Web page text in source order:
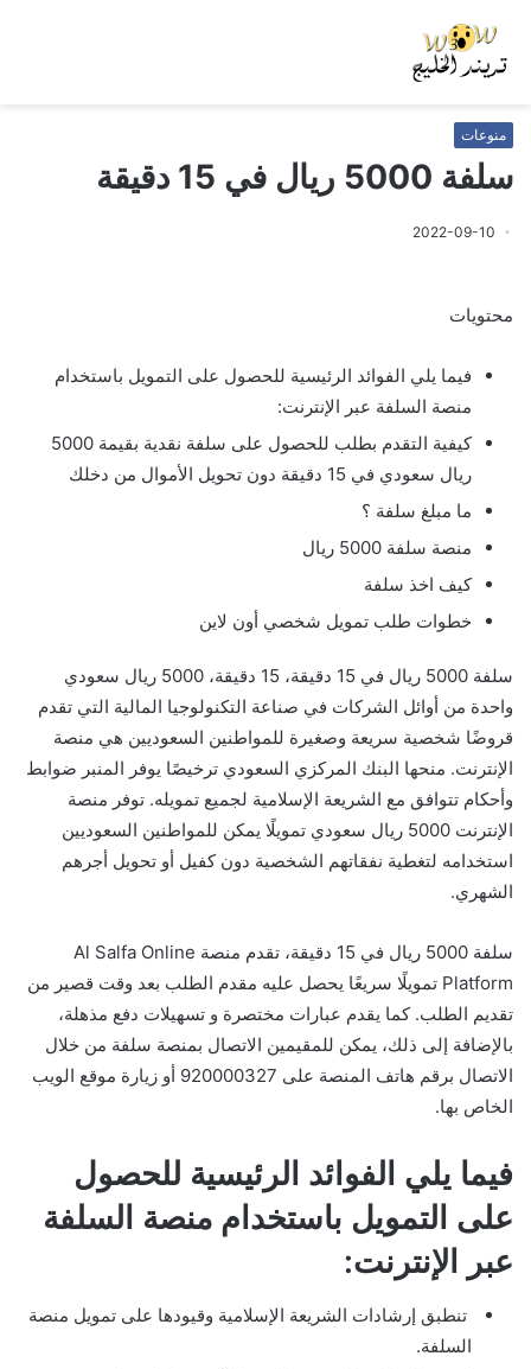
منوعات
سلفة 5000 ريال في 15 دقيقة
2022-09-10
محتويات
فيما يلي الفوائد الرئيسية للحصول على التمويل باستخدام
منصة السلفة عبر الإنترنت:
كيفية التقدم بطلب للحصول على سلفة نقدية بقيمة 5000
ريال سعودي في 15 دقيقة دون تحويل الأموال من دخلك
ما مبلغ سلفة ؟
منصة سلفة 5000 ريال
كيف اخذ سلفة
خطوات طلب تمويل شخصي أون لاين
سلفة 5000 ريال في 15 دقيقة، 15 دقيقة، 5000 ريال سعودي
واحدة من أوائل الشركات في صناعة التكنولوجيا المالية التي تقدم
قروضًا شخصية سريعة وصغيرة للمواطنين السعوديين هي منصة
الإنترنت. منحها البنك المركزي السعودي ترخيصًا يوفر المنبر ضوابط
وأحكام تتوافق مع الشريعة الإسلامية لجميع تمويله. توفر منصة
الإنترنت 5000 ريال سعودي تمويلًا يمكن للمواطنين السعوديين
استخدامه لتغطية نفقاتهم الشخصية دون كفيل أو تحويل أجرهم
الشهري.
سلفة 5000 ريال في 15 دقيقة، تقدم منصة Al Salfa Online
Platform تمويلًا سريعًا يحصل عليه مقدم الطلب بعد وقت قصير من
تقديم الطلب. كما يقدم عبارات مختصرة و تسهيلات دفع مذهلة،
بالإضافة إلى ذلك، يمكن للمقيمين الاتصال بمنصة سلفة من خلال
الاتصال برقم هاتف المنصة على 920000327 أو زيارة موقع الويب
الخاص بها.
فيما يلي الفوائد الرئيسية للحصول
على التمويل باستخدام منصة السلفة
عبر الإنترنت:
تنطبق إرشادات الشريعة الإسلامية وقيودها على تمويل منصة
السلفة.